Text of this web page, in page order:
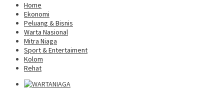
Home
Ekonomi
Peluang & Bisnis
Warta Nasional
Mitra Niaga
Sport & Entertaiment
Kolom
Rehat